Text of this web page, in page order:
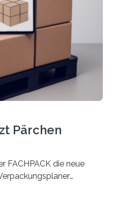
Broschüren, Prospekte,
mehrere Zehntausend
Maschinentyp und
Pärchen
FACHPACK die neue
in der Zulieferindustrie.